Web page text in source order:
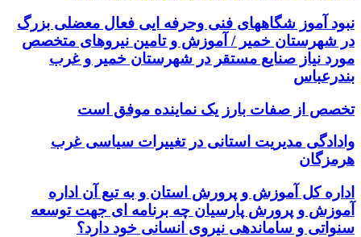
نبود آموز شگاههای فنی وحرفه ایی فعال معضلی بزرگ
در شهرستان خمیر / آموزش و تامین نیروهای متخصص
مورد نیاز صنایع مستقر در شهرستان خمیر و غرب
بندرعباس
تخصص از صفات بارز یک نماینده موفق است
وادادگی مدیریت استانی در تغییرات سیاسی غرب
هرمزگان
اداره کل آموزش و پرورش استان و به تبع آن اداره
آموزش و پرورش پارسیان چه برنامه ای جهت توسعه
سنواتی و ساماندهی نیروی انسانی خود دارد؟